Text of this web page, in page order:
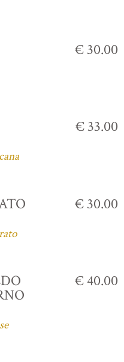
€ 30.00
€ 33.00
€ 30.00
€ 40.00